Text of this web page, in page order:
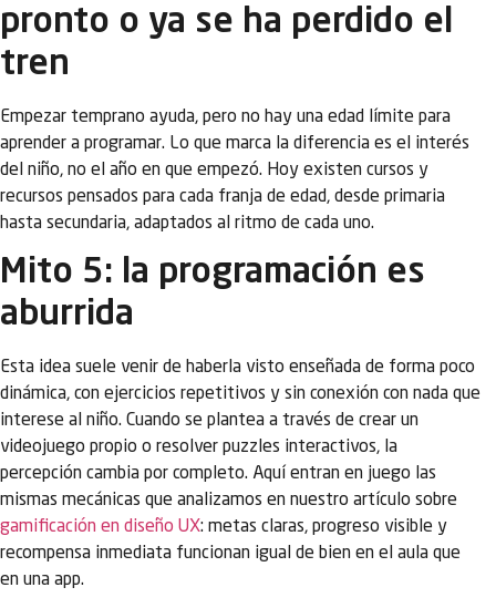
pronto o ya se ha perdido el
tren
Empezar temprano ayuda, pero no hay una edad límite para
aprender a programar. Lo que marca la diferencia es el interés
del niño, no el año en que empezó. Hoy existen cursos y
recursos pensados para cada franja de edad, desde primaria
hasta secundaria, adaptados al ritmo de cada uno.
Mito 5: la programación es
aburrida
Esta idea suele venir de haberla visto enseñada de forma poco
dinámica, con ejercicios repetitivos y sin conexión con nada que
interese al niño. Cuando se plantea a través de crear un
videojuego propio o resolver puzzles interactivos, la
percepción cambia por completo. Aquí entran en juego las
mismas mecánicas que analizamos en nuestro artículo sobre
gamificación en diseño UX: metas claras, progreso visible y
recompensa inmediata funcionan igual de bien en el aula que
en una app.